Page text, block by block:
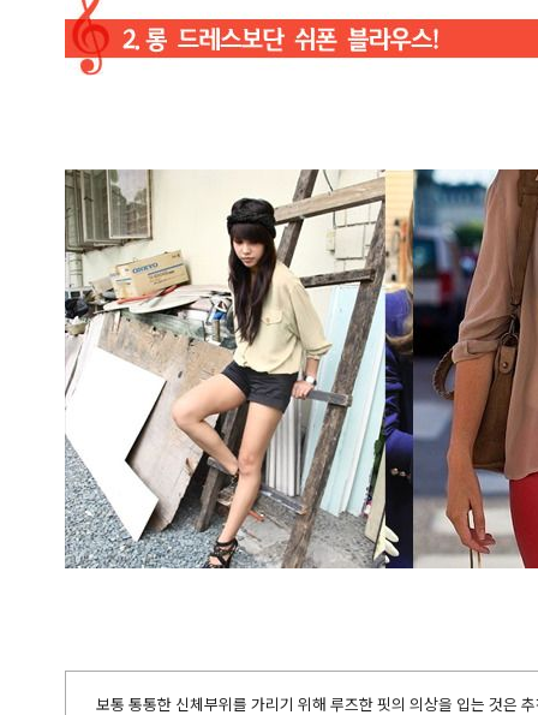
보통 통통한 신체부위를 가리기 위해 루즈한 핏의 의상을 입는 것은